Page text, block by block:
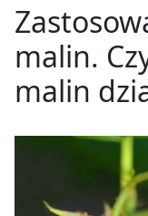
malin.
malin